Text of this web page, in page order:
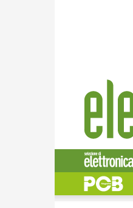
Elettronica
News